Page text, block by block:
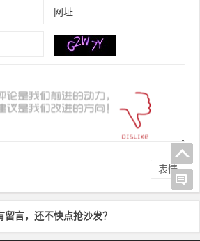
网址
表情
留言，还不快点抢沙发？